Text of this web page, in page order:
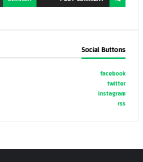
Social Buttons
facebook
twitter
instagram
rss